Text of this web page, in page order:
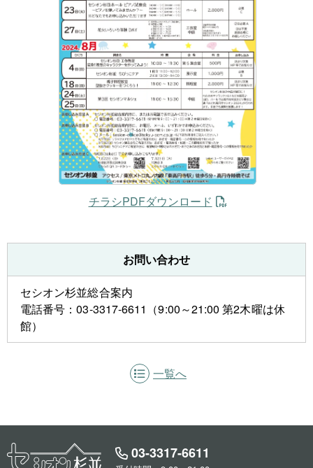
チラシPDFダウンロード
お問い合わせ
セシオン杉並総合案内
電話番号：03-3317-6611（9:00～21:00 第2木曜は休
館）
一覧へ
03-3317-6611